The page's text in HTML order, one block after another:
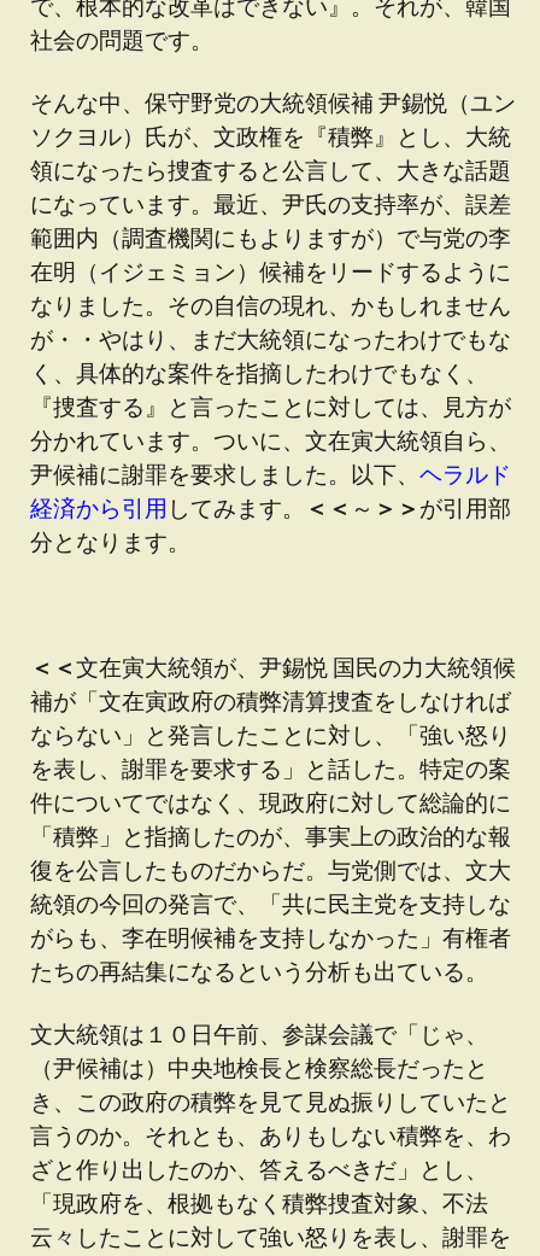
社会の問題です。
そんな中、保守野党の大統領候補 尹錫悦（ユン
ソクヨル）氏が、文政権を『積弊』とし、大統
領になったら捜査すると公言して、大きな話題
になっています。最近、尹氏の支持率が、誤差
範囲内（調査機関にもよりますが）で与党の李
在明（イジェミョン）候補をリードするように
なりました。その自信の現れ、かもしれません
が・・やはり、まだ大統領になったわけでもな
く、具体的な案件を指摘したわけでもなく、
『捜査する』と言ったことに対しては、見方が
分かれています。ついに、文在寅大統領自ら、
尹候補に謝罪を要求しました。以下、 ヘラルド
経済から引用 してみます。 ＜＜ ～ ＞＞ が引用部
分となります。
＜＜文在寅大統領が、尹錫悦 国民の力大統領候
補が「文在寅政府の積弊清算捜査をしなければ
ならない」と発言したことに対し、「強い怒り
を表し、謝罪を要求する」と話した。特定の案
件についてではなく、現政府に対して総論的に
「積弊」と指摘したのが、事実上の政治的な報
復を公言したものだからだ。与党側では、文大
統領の今回の発言で、「共に民主党を支持しな
がらも、李在明候補を支持しなかった」有権者
たちの再結集になるという分析も出ている。
文大統領は１０日午前、参謀会議で「じゃ、
（尹候補は）中央地検長と検察総長だったと
き、この政府の積弊を見て見ぬ振りしていたと
言うのか。それとも、ありもしない積弊を、わ
ざと作り出したのか、答えるべきだ」とし、
「現政府を、根拠もなく積弊捜査対象、不法
云々したことに対して強い怒りを表し、謝罪を